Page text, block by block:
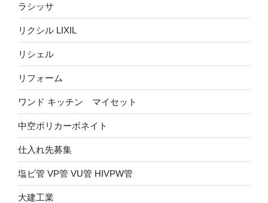
ラシッサ
リクシル LIXIL
リシェル
リフォーム
ワンド キッチン マイセット
中空ポリカーボネイト
仕入れ先募集
塩ビ管 VP管 VU管 HIVPW管
大建工業